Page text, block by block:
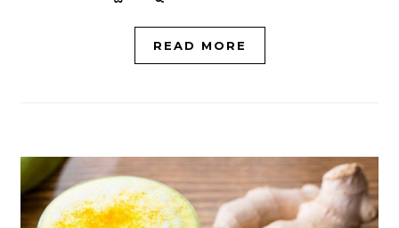
READ MORE